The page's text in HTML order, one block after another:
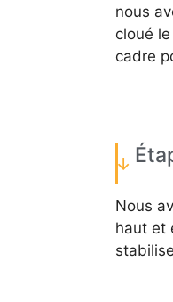
nous
cloué
cadre
Nous
haut et